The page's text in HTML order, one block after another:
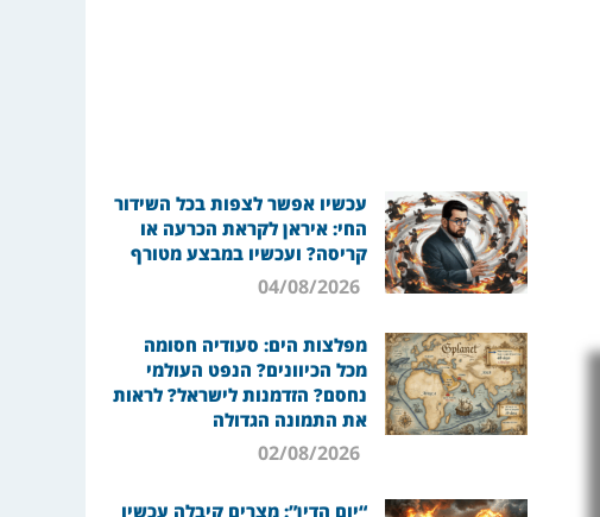
עכשיו אפשר לצפות בכל השידור
החי: איראן לקראת הכרעה או
קריסה? ועכשיו במבצע מטורף
04/08/2026
מפלצות הים: סעודיה חסומה
מכל הכיוונים? הנפט העולמי
נחסם? הזדמנות לישראל? לראות
את התמונה הגדולה
02/08/2026
“יום הדין”: מצרים קיבלה עכשיו